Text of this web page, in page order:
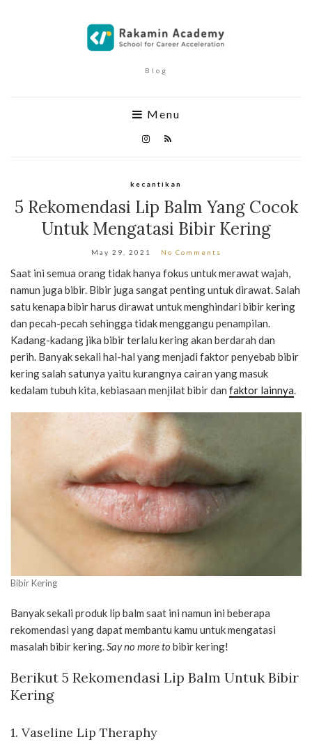
Blog
Menu
kecantikan
5 Rekomendasi Lip Balm Yang Cocok
Untuk Mengatasi Bibir Kering
May 29, 2021 No Comments
Saat ini semua orang tidak hanya fokus untuk merawat wajah,
namun juga bibir. Bibir juga sangat penting untuk dirawat. Salah
satu kenapa bibir harus dirawat untuk menghindari bibir kering
dan pecah-pecah sehingga tidak menggangu penampilan.
Kadang-kadang jika bibir terlalu kering akan berdarah dan
perih. Banyak sekali hal-hal yang menjadi faktor penyebab bibir
kering salah satunya yaitu kurangnya cairan yang masuk
kedalam tubuh kita, kebiasaan menjilat bibir dan faktor lainnya.
Bibir Kering
Banyak sekali produk lip balm saat ini namun ini beberapa
rekomendasi yang dapat membantu kamu untuk mengatasi
masalah bibir kering.Say no more to bibir kering!
Berikut 5 Rekomendasi Lip Balm Untuk Bibir
Kering
1. Vaseline Lip Theraphy